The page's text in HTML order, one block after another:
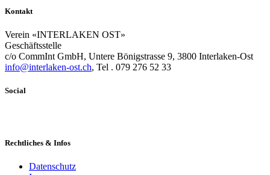
Kontakt
Verein «INTERLAKEN OST»
Geschäftsstelle
c/o CommInt GmbH, Untere Bönigstrasse 9, 3800 Interlaken-Ost
info@interlaken-ost.ch, Tel . 079 276 52 33
Social
Rechtliches & Infos
Datenschutz